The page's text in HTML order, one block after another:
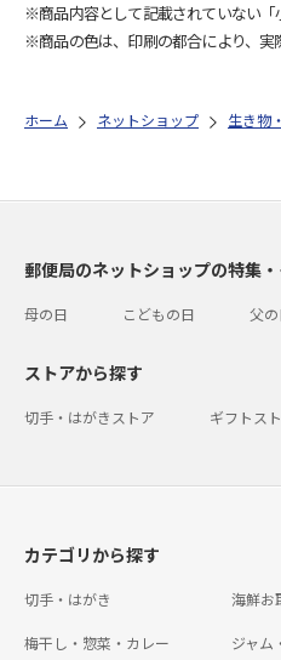
※商品内容として記載されていない「
※商品の色は、印刷の都合により、実
ホーム ネットショップ 生き物
郵便局のネットショップの特集
母の日 こどもの日 父
ストアから探す
切手・はがきストア ギフトス
カテゴリから探す
切手・はがき 海鮮お
梅干し・惣菜・カレー ジャム